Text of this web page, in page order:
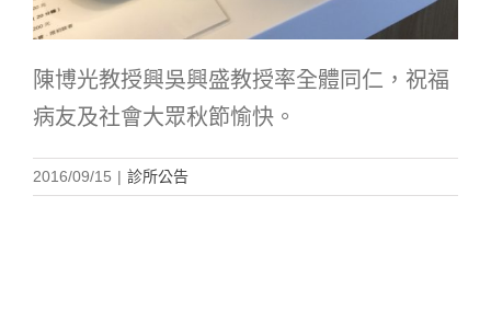
陳博光教授興吳興盛教授率全體同仁，祝福
病友及社會大眾秋節愉快。
2016/09/15 | 診所公告